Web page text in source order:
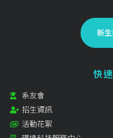
新
快
系友會
招生資訊
活動花絮